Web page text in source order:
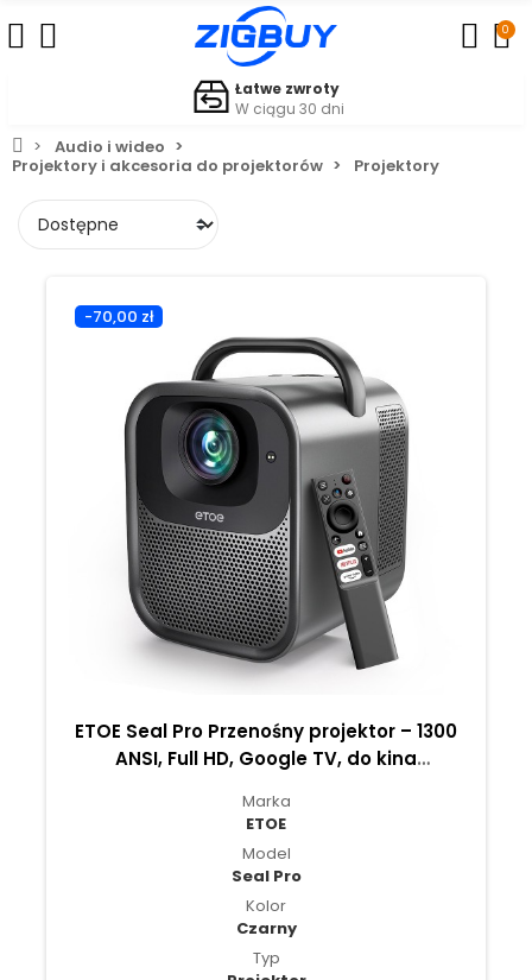
0
Łatwe zwroty
W ciągu 30 dni
Audio i wideo
Projektory i akcesoria do projektorów
Projektory
-70,00 zł
ETOE Seal Pro Przenośny projektor – 1300
ANSI, Full HD, Google TV, do kina
świeżym powietrzu
Marka
ETOE
Model
Seal Pro
Kolor
Czarny
Typ